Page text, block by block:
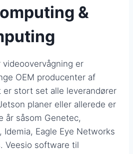
&
er
OEM producenter af
er stort set alle leverandører
planer eller allerede er
år såsom Genetec,
Idemia, Eagle Eye Networks
Veesio software til